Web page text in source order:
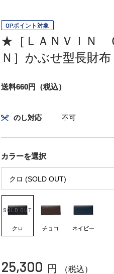
OPポイント対象
★［ＬＡＮＶＩＮ
Ｎ］かぶせ型長財布
送料660円（税込）
のし対応 不可
カラーを選択
クロ チョコ ネイビー
25,300 円 （税込）